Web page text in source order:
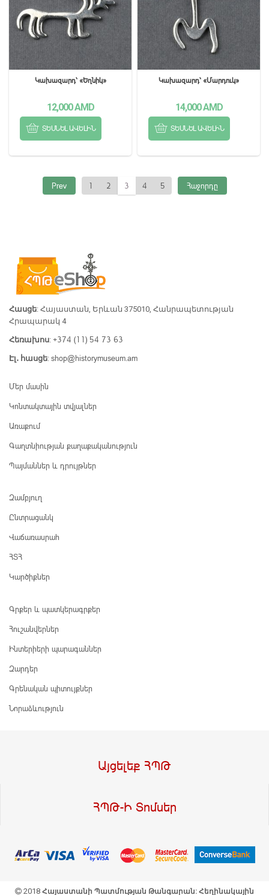
Կախազարդ՝ «Եղնիկ»
12,000AMD
ՏԵՍՆԵԼ ԱՎԵԼԻՆ
Կախազարդ՝ «Մարդուկ»
14,000AMD
ՏԵՍՆԵԼ ԱՎԵԼԻՆ
Prev 1 2 3 4 5 Հաջորդը
Հասցե: Հայաստան, Երևան 375010, Հանրապետության
Հրապարակ 4
Հեռախոս: +374 (11) 54 73 63
Էլ․ հասցե: shop@historymuseum.am
Մեր մասին
Կոնտակտային տվյալներ
Առաքում
Գաղտնիության քաղաքականություն
Պայմաններ և դրույթներ
Զամբյուղ
Ընտրացանկ
Վաճառասրահ
ՀՏՀ
Կարծիքներ
Գրքեր և պատկերագրքեր
Հուշանվերներ
Ինտերիերի պարագաններ
Զարդեր
Գրենական պիտույքներ
Նորաձևություն
Այցելեք ՀՊԹ
ՀՊԹ-Ի Տոմսեր
2018 Հայաստանի Պատմության Թանգարան: Հեղինակային